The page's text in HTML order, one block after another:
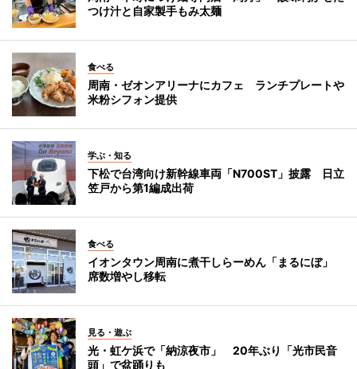
つけ汁と自家製手もみ太麺
食べる
周南・ゼオンアリーナにカフェ ランチプレートや
米粉シフォン提供
学ぶ・知る
下松で台湾向け新幹線車両「N700ST」披露 日立
笠戸から第1編成出荷
食べる
イオンタウン周南に煮干しらーめん「まるにぼ」
席数増やし移転
見る・遊ぶ
光・虹ケ浜で「納涼夜市」 20年ぶり「光市民音
頭」で盆踊りも